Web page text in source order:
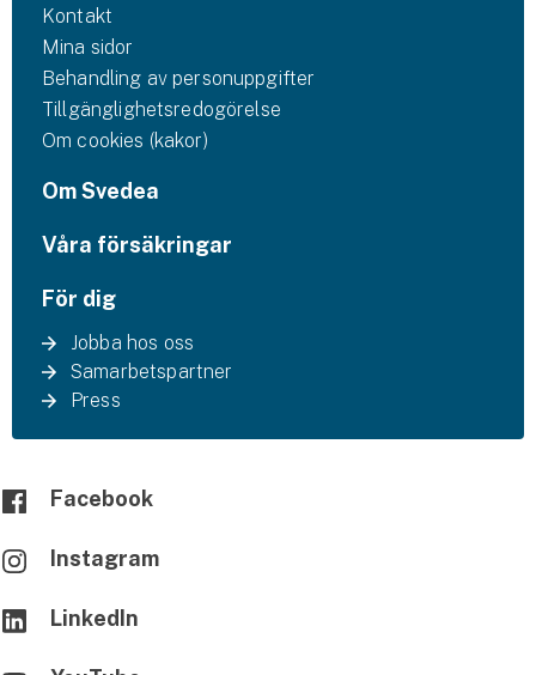
Kontakt
Mina sidor
Behandling av personuppgifter
Tillgänglighetsredogörelse
Om cookies (kakor)
Om Svedea
Våra försäkringar
För dig
Jobba hos oss
Samarbetspartner
Press
Facebook
Instagram
LinkedIn